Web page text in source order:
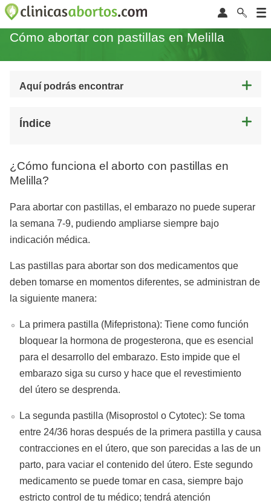
Cómo abortar con pastillas en Melilla
Aquí podrás encontrar
Índice
¿Cómo funciona el aborto con pastillas en
Melilla?
Para abortar con pastillas, el embarazo no puede superar
la semana 7-9, pudiendo ampliarse siempre bajo
indicación médica.
Las pastillas para abortar son dos medicamentos que
deben tomarse en momentos diferentes, se administran de
la siguiente manera:
La primera pastilla (Mifepristona): Tiene como función
bloquear la hormona de progesterona, que es esencial
para el desarrollo del embarazo. Esto impide que el
embarazo siga su curso y hace que el revestimiento
del útero se desprenda.
La segunda pastilla (Misoprostol o Cytotec): Se toma
entre 24/36 horas después de la primera pastilla y causa
contracciones en el útero, que son parecidas a las de un
parto, para vaciar el contenido del útero. Este segundo
medicamento se puede tomar en casa, siempre bajo
estricto control de tu médico; tendrá atención